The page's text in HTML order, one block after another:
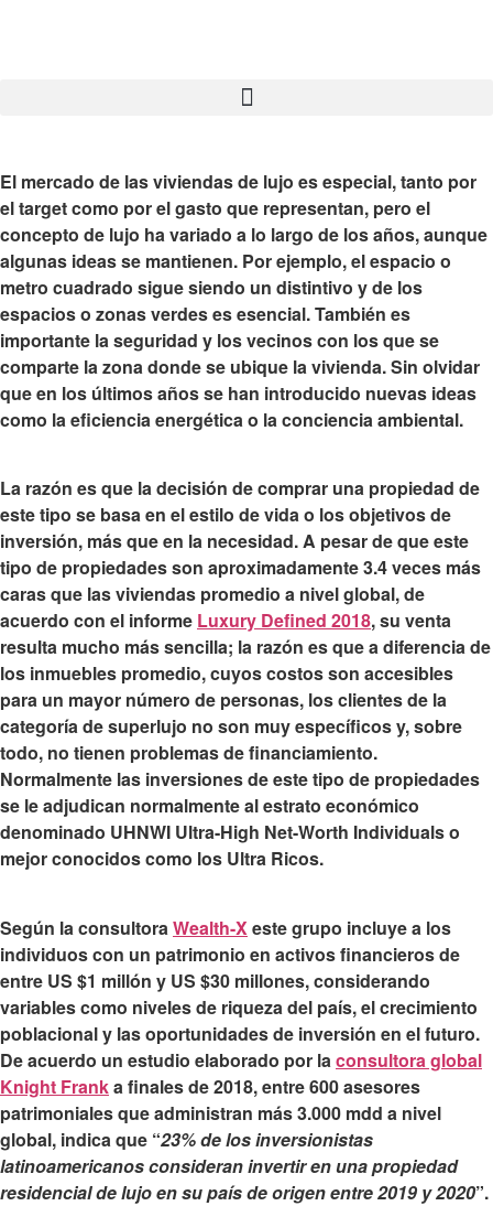
El mercado de las viviendas de lujo es especial, tanto por
el target como por el gasto que representan, pero el
concepto de lujo ha variado a lo largo de los años, aunque
algunas ideas se mantienen. Por ejemplo, el espacio o
metro cuadrado sigue siendo un distintivo y de los
espacios o zonas verdes es esencial. También es
importante la seguridad y los vecinos con los que se
comparte la zona donde se ubique la vivienda. Sin olvidar
que en los últimos años se han introducido nuevas ideas
como la eficiencia energética o la conciencia ambiental.
La razón es que ladecisión de comprar una propiedad de
este tipo se basa en el estilo de vida o los objetivos de
inversión, más que en la necesidad. A pesar de que este
tipo de propiedades son aproximadamente 3.4 veces más
caras que las viviendas promedio a nivel global, de
acuerdo con el informe Luxury Defined 2018, su venta
resulta mucho más sencilla; la razón es que a diferencia de
los inmuebles promedio, cuyos costos son accesibles
para un mayor número de personas, los clientes de la
categoría de superlujo no son muy específicos y, sobre
todo, no tienen problemas de financiamiento.
Normalmente las inversiones de este tipo de propiedades
se le adjudican normalmente alestrato económico
denominado UHNWI Ultra-High Net-Worth Individualso
mejor conocidos como los Ultra Ricos.
Según la consultoraWealth-Xeste grupo incluye a los
individuos con un patrimonio en activos financieros de
entre US $1 millón y US $30 millones, considerando
variables como niveles de riqueza del país, el crecimiento
poblacional y las oportunidades de inversión en el futuro.
De acuerdo un estudio elaborado por laconsultora global
Knight Franka finales de 2018, entre 600 asesores
patrimoniales que administran más 3.000 mdd a nivel
global, indica que “23% de los inversionistas
latinoamericanos consideran invertir en una propiedad
residencial de lujoen su país de origen entre 2019 y 2020”.